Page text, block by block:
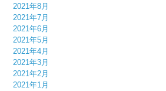
2021年8月
2021年7月
2021年6月
2021年5月
2021年4月
2021年3月
2021年2月
2021年1月